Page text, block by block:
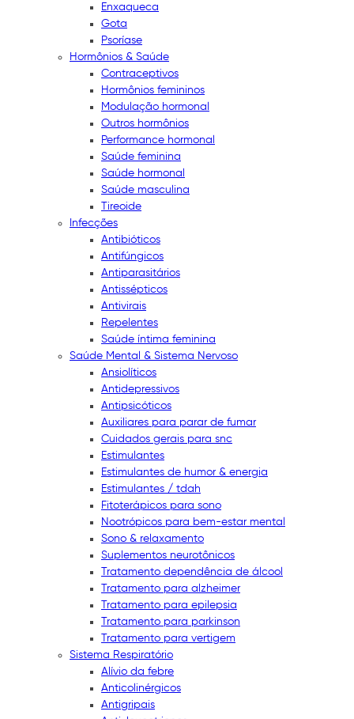
Enxaqueca
Gota
Psoríase
Hormônios & Saúde
Contraceptivos
Hormônios femininos
Modulação hormonal
Outros hormônios
Performance hormonal
Saúde feminina
Saúde hormonal
Saúde masculina
Tireoide
Infecções
Antibióticos
Antifúngicos
Antiparasitários
Antissépticos
Antivirais
Repelentes
Saúde íntima feminina
Saúde Mental & Sistema Nervoso
Ansiolíticos
Antidepressivos
Antipsicóticos
Auxiliares para parar de fumar
Cuidados gerais para snc
Estimulantes
Estimulantes de humor & energia
Estimulantes / tdah
Fitoterápicos para sono
Nootrópicos para bem-estar mental
Sono & relaxamento
Suplementos neurotônicos
Tratamento dependência de álcool
Tratamento para alzheimer
Tratamento para epilepsia
Tratamento para parkinson
Tratamento para vertigem
Sistema Respiratório
Alívio da febre
Anticolinérgicos
Antigripais